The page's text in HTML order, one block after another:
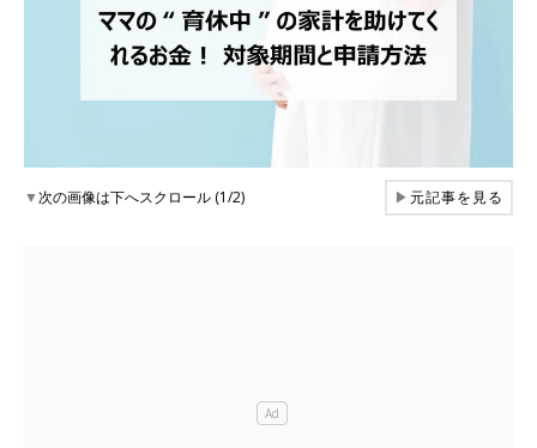
▼次の画像は下へスクロール (1/2) ▶元記事を見る